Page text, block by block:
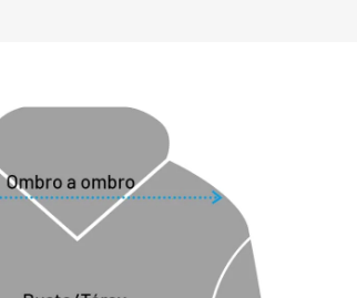
e
clássico do
botões
Possui dois
e dois bolsos